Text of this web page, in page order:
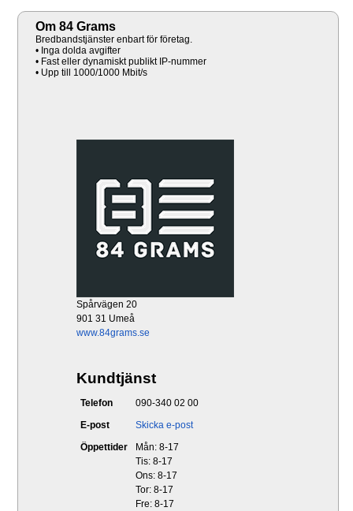
Om 84 Grams
Bredbandstjänster enbart för företag.
• Inga dolda avgifter
• Fast eller dynamiskt publikt IP-nummer
• Upp till 1000/1000 Mbit/s
Spårvägen 20
901 31 Umeå
www.84grams.se
Kundtjänst
Telefon
090-340 02 00
E-post
Skicka e-post
Öppettider
Mån: 8-17
Tis: 8-17
Ons: 8-17
Tor: 8-17
Fre: 8-17